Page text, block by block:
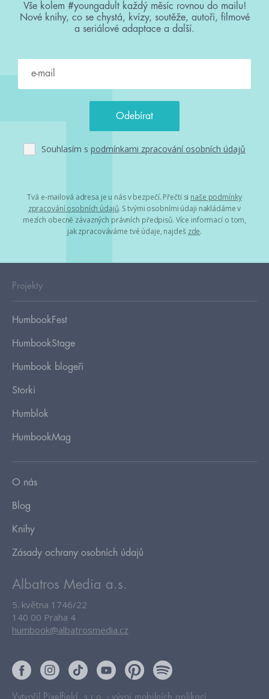
Vše kolem #youngadult každý měsíc rovnou do mailu!
Nové knihy, co se chystá, kvízy, soutěže, autoři, filmové
a seriálové adaptace a další.
Souhlasím s podmínkami zpracování osobních údajů
Tvá e-mailová adresa je u nás v bezpečí. Přečti si naše podmínky
zpracování osobních údajů. S tvými osobními údaji nakládáme v
mezích obecně závazných právních předpisů. Více informací o tom,
jak zpracováváme tvé údaje, najdeš zde.
Projekty
HumbookFest
HumbookStage
Humbook blogeři
Storki
Humblok
HumbookMag
O nás
Blog
Knihy
Zásady ochrany osobních údajů
Albatros Media a.s.
5. května 1746/22
140 00 Praha 4
humbook@albatrosmedia.cz
Vytvořil Pixelfield, s.r.o. - vývoj mobilních aplikací